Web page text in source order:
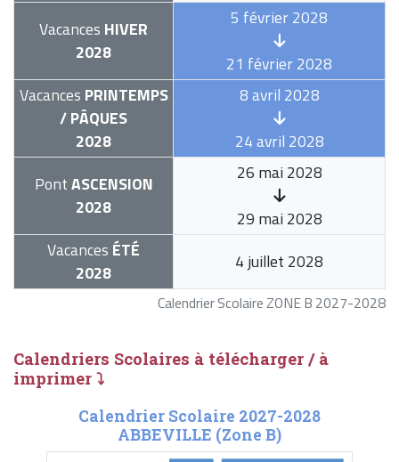
Calendrier Scolaire ZONE B 2027-2028
Vacances HIVER
2028
5 février 2028
21 février 2028
Vacances PRINTEMPS
/ PÂQUES
2028
8 avril 2028
24 avril 2028
PontASCENSION
2028
26 mai 2028
29 mai 2028
Vacances ÉTÉ
2028
4 juillet 2028
Calendriers Scolaires à télécharger / à
imprimer ⤵
Calendrier Scolaire 2027-2028
ABBEVILLE (Zone B)